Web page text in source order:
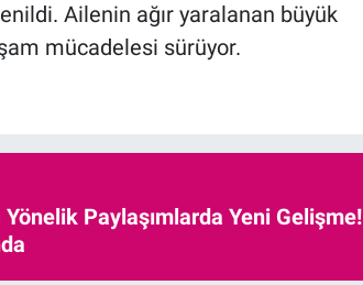
Ailenin ağır yaralanan büyük
mücadelesi sürüyor.
Yönelik Paylaşımlarda Yeni Gelişme!